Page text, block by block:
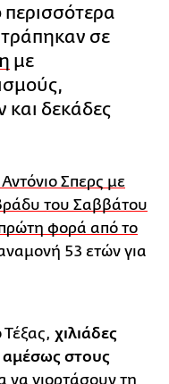
περισσότερα
σε
με
και δεκάδες
Σπερς με
του Σαββάτου
πρώτη φορά από το
53 ετών για
χιλιάδες
αμέσως στους
να γιορτάσουν τη